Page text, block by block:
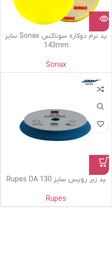
پد نرم دوکاره سوناکس Sonax سایز
143mm
Sonax
پد زبر روپس سایز 130 Rupes DA
Rupes